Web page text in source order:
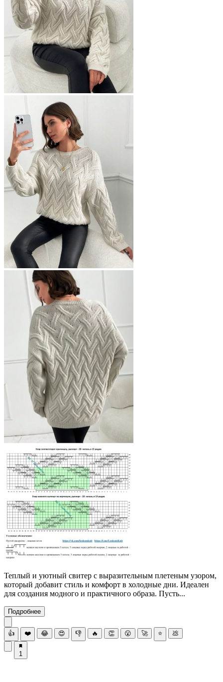
Теплый и уютный свитер с выразительным плетеным узором,
который добавит стиль и комфорт в холодные дни. Идеален
для создания модного и практичного образа. Пусть...
Подробнее
👍 ❤️ 😂 😍 👎 🔥 👏 😮 🚀 ⭐ 💩
1